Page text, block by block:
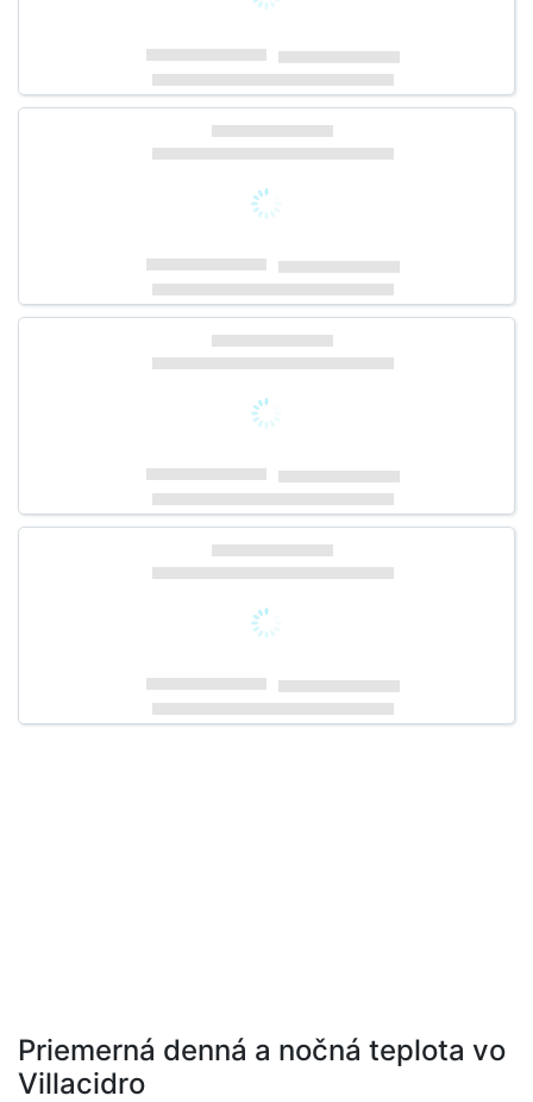
Priemerná denná a nočná teplota vo
Villacidro